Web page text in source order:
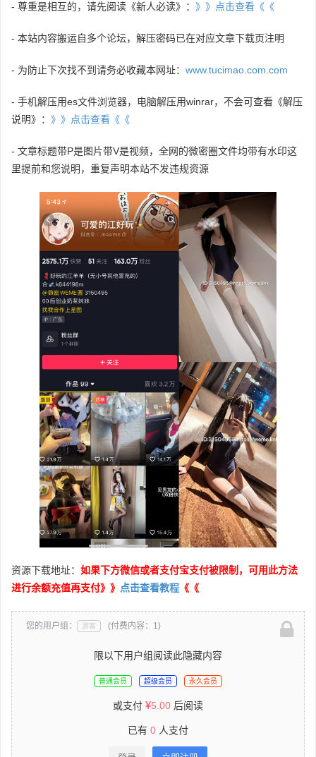
- 尊重是相互的，请先阅读《新人必读》： 》》点击查看《《
- 本站内容搬运自多个论坛，解压密码已在对应文章下载页注明
- 为防止下次找不到请务必收藏本网址： www.tucimao.com.com
- 手机解压用es文件浏览器，电脑解压用winrar，不会可查看《解压
说明》： 》》点击查看《《
- 文章标题带P是图片带V是视频，全网的微密圈文件均带有水印这
里提前和您说明，重复声明本站不发违规资源
资源下载地址： 如果下方微信或者支付宝支付被限制，可用此方法
进行余额充值再支付》》 点击查看教程 《《
您的用户组： 游客 (付费内容：1)
限以下用户组阅读此隐藏内容
普通会员 超级会员 永久会员
或支付 5.00 后阅读
已有 0 人支付